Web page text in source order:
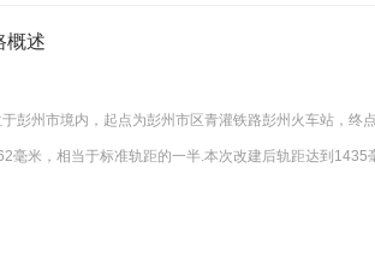
概述
彭州市境内，起点为彭州市区青灌铁路彭州火车站，
毫米，相当于标准轨距的一半.本次改建后轨距达到1435